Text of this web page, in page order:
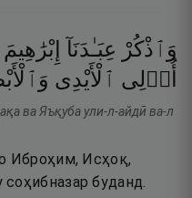
وَٱذْكُرْ عِبَـٰدَنَآ إِبْرَٰهِيمَ
أُو۟لِى ٱلْأَيْدِى
ва Яъқуба ули-л-айдӣ ва-л
Иброҳим, Исҳоқ,
буданд.